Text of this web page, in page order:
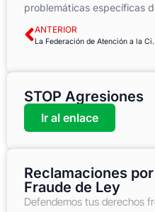
problemáticas específicas
ANTERIOR
La Federación de
STOP Agresiones
Ir al enlace
Reclamaciones
Fraude de Ley
Defendemos tus derechos